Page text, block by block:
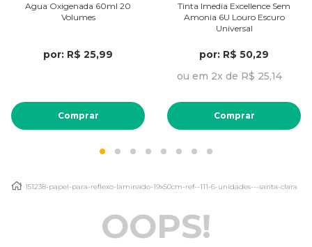
Agua Oxigenada 60ml 20
Volumes
por: R$ 25,99
Comprar
Tinta Imedia Excellence Sem
Amonia 6U Louro Escuro
Universal
por: R$ 50,29
ou em 2x de R$ 25,14
Comprar
151238-papel-para-reflexo-laminado-19x50cm-ref--111-6-unidades---santa-clara
OOPS!